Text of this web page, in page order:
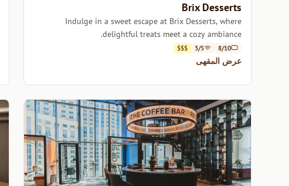
Brix Desserts
Indulge in a sweet escape at Brix Desserts, where
delightful treats meet a cozy ambiance.
8/10
3/5
$$$
عرض المقهى